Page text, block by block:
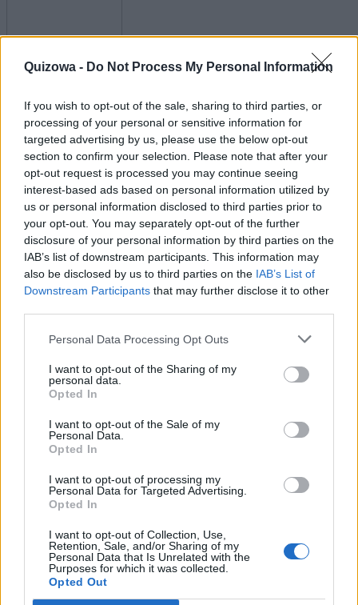
Quizowa - Do Not Process My Personal Information
If you wish to opt-out of the sale, sharing to third parties, or
processing of your personal or sensitive information for
targeted advertising by us, please use the below opt-out
section to confirm your selection. Please note that after your
opt-out request is processed you may continue seeing
interest-based ads based on personal information utilized by
us or personal information disclosed to third parties prior to
your opt-out. You may separately opt-out of the further
disclosure of your personal information by third parties on the
IAB’s list of downstream participants. This information may
also be disclosed by us to third parties on the IAB’s List of
Downstream Participants that may further disclose it to other
Personal Data Processing Opt Outs
I want to opt-out of the Sharing of my
personal data.
Opted In
I want to opt-out of the Sale of my
Personal Data.
Opted In
I want to opt-out of processing my
Personal Data for Targeted Advertising.
Opted In
I want to opt-out of Collection, Use,
Retention, Sale, and/or Sharing of my
Personal Data that Is Unrelated with the
Purposes for which it was collected.
Opted Out
ale cz...
Historia
Do jakiej postaci historycznej jesteś
podobny...
·Sztuka
Słynni malarze - nazwiska kojarzymy, ale
czy ...